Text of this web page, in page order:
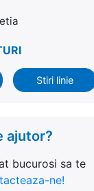
Stiri linie
ajutor?
bucurosi sa te
ne!